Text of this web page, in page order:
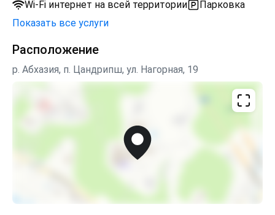
Wi-Fi интернет на всей территории
Парковка
Показать все услуги
Расположение
р. Абхазия, п. Цандрипш, ул. Нагорная, 19